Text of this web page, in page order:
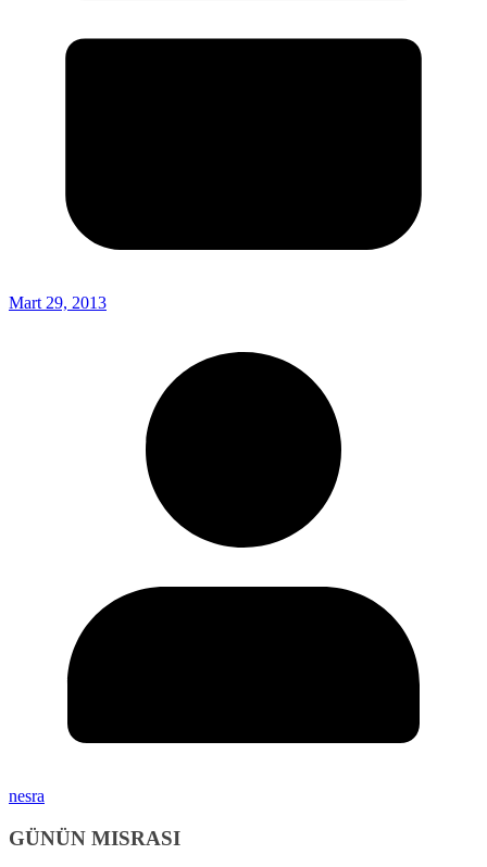
Mart 29, 2013
nesra
GÜNÜN MISRASI